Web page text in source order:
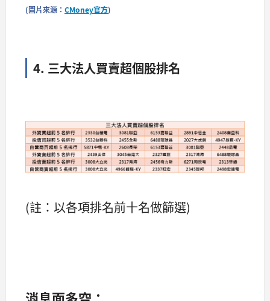
(圖片來源： CMoney官方)
4. 三大法人買賣超個股排名
(註：以各項排名前十名做篩選)